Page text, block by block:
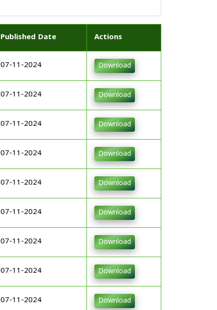
Published Date Actions
07-11-2024 Download
07-11-2024 Download
07-11-2024 Download
07-11-2024 Download
07-11-2024 Download
07-11-2024 Download
07-11-2024 Download
07-11-2024 Download
07-11-2024 Download